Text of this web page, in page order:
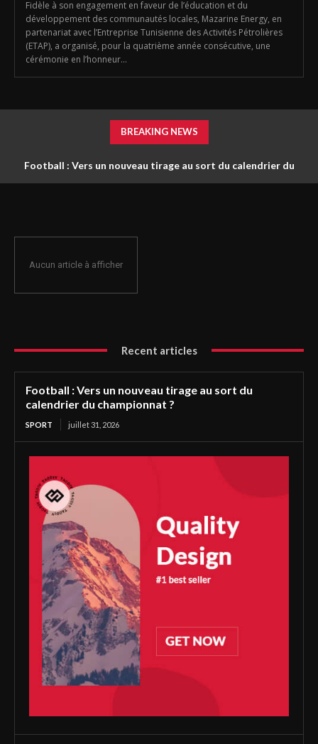
Fidèle à son engagement en faveur de l’éducation et du
développement des communautés locales, Mazarine Energy, en
partenariat avec l’Entreprise Tunisienne des Activités Pétrolières
(ETAP), a organisé, pour la quatrième année consécutive, une
cérémonie en l’honneur...
BREAKING NEWS
Football : Vers un nouveau tirage au sort du calendrier du
Aucun article à afficher
Recent articles
Football : Vers un nouveau tirage au sort du
calendrier du championnat ?
SPORT juillet 31, 2026